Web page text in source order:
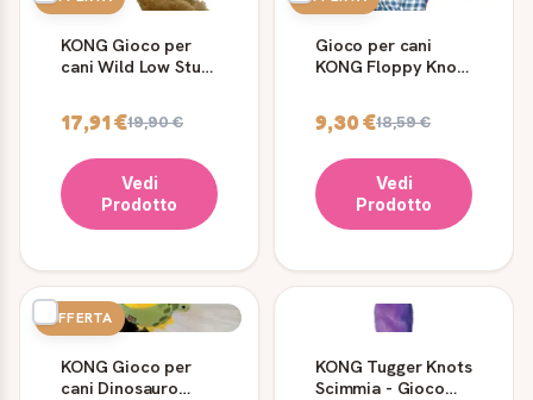
KONG Gioco per
cani Wild Low Stuff
17,91 €19,90 €
Vedi
Prodotto
Gioco per cani
KONG Floppy Knots
9,30 €18,59 €
Vedi
Prodotto
OFFERTA
KONG Gioco per
cani Dinosauro
KONG Tugger Knots
Scimmia - Gioco